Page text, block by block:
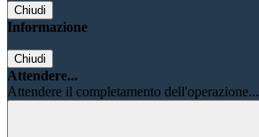
Chiudi
Informazione
Chiudi
Attendere...
Attendere il completamento dell'operazione...